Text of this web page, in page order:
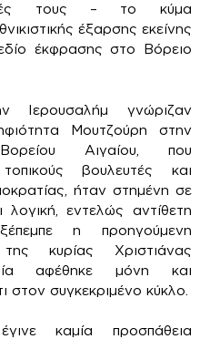
τους – το κύμα
έξαρσης εκείνης
έκφρασης στο Βόρειο
Ιερουσαλήμ γνώριζαν
Μουτζούρη στην
Αιγαίου, που
βουλευτές και
ήταν στημένη σε
λογική, εντελώς αντίθετη
η προηγούμενη
της κυρίας Χριστιάνας
αφέθηκε μόνη και
στον συγκεκριμένο κύκλο.
καμία προσπάθεια